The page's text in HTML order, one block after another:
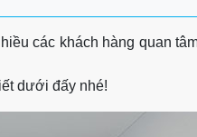
các khách hàng quan
dưới đấy nhé!